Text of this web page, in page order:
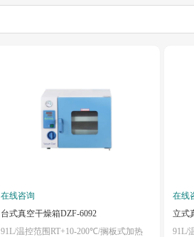
在线咨询
台式真空干燥箱DZF-6092
91L/温控范围RT+10-200℃/搁板式加热
在线
立式